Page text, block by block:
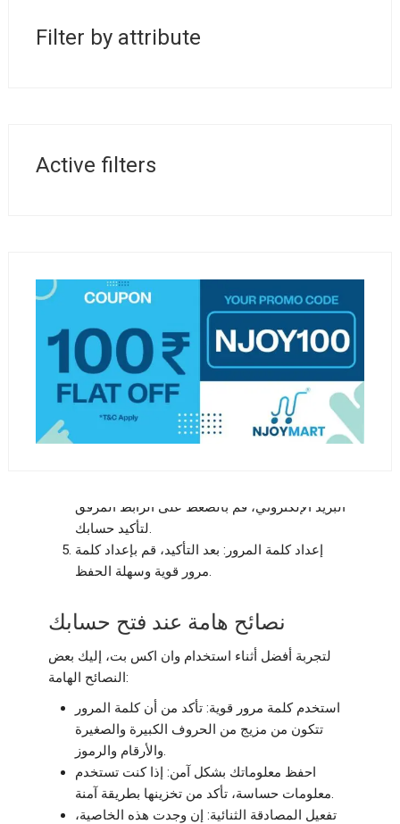
ومبسطة يمكن لأي شخص القيام بها. في هذا المقال،
خطوات فتح حساب على وان
تحميل التطبيق: توجه إلى متجر التطبيقات على
فتح التطبيق: بعد تحميله، قم بفتح التطبيق على
إنشاء حساب جديد: اختر خيار إنشاء حساب جديد
واتبع التعليمات على الشاشة، حيث ستحتاج إلى
إدخال بياناتك الشخصية مثل الاسم والبريد
البريد الإلكتروني، قم بالضغط على الرابط المرفق
لتأكيد حسابك.
إعداد كلمة المرور: بعد التأكيد، قم بإعداد كلمة
مرور قوية وسهلة الحفظ.
نصائح هامة عند فتح حسابك
لتجربة أفضل أثناء استخدام وان اكس بت، إليك بعض
النصائح الهامة:
استخدم كلمة مرور قوية: تأكد من أن كلمة المرور
تتكون من مزيج من الحروف الكبيرة والصغيرة
والأرقام والرموز.
احفظ معلوماتك بشكل آمن: إذا كنت تستخدم
معلومات حساسة، تأكد من تخزينها بطريقة آمنة.
تفعيل المصادقة الثنائية: إن وجدت هذه الخاصية،
Filter by attribute
Active filters